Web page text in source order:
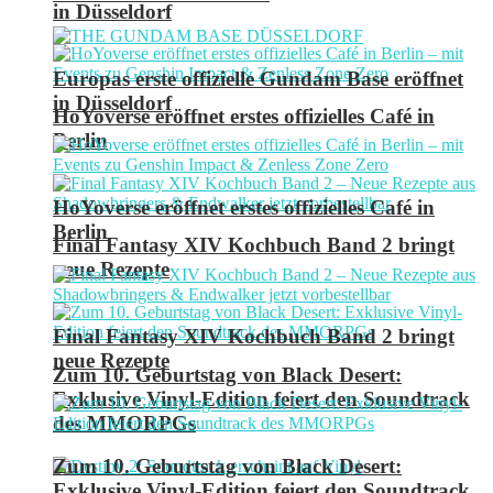
in Düsseldorf
HoYoverse eröffnet erstes offizielles Café in
Berlin
Final Fantasy XIV Kochbuch Band 2 bringt
neue Rezepte
Zum 10. Geburtstag von Black Desert:
Exklusive Vinyl-Edition feiert den Soundtrack
des MMORPGs
Europas erste offizielle Gundam Base eröffnet
in Düsseldorf
HoYoverse eröffnet erstes offizielles Café in
Berlin
Final Fantasy XIV Kochbuch Band 2 bringt
neue Rezepte
Zum 10. Geburtstag von Black Desert: